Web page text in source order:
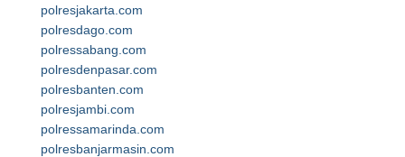
polresjakarta.com
polresdago.com
polressabang.com
polresdenpasar.com
polresbanten.com
polresjambi.com
polressamarinda.com
polresbanjarmasin.com